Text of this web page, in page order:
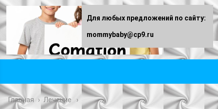
Главная › Лечение
Для любых предложений по сайту:
mommybaby@cp9.ru